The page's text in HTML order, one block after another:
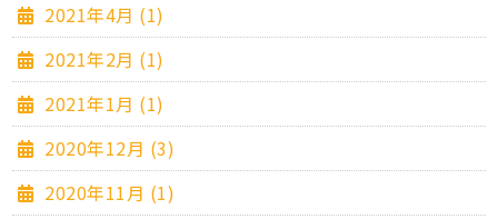
2021年4月 (1)
2021年2月 (1)
2021年1月 (1)
2020年12月 (3)
2020年11月 (1)